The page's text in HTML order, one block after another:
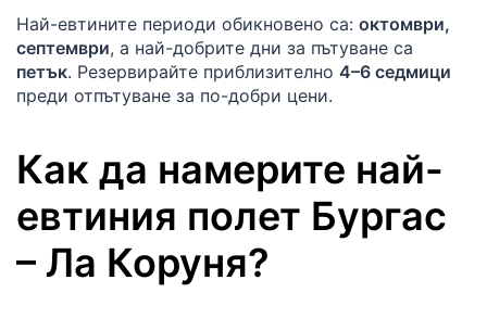
Най-евтините периоди обикновено са: октомври,
септември, а най-добрите дни за пътуване са
петък. Резервирайте приблизително 4–6 седмици
преди отпътуване за по-добри цени.
Как да намерите най-
евтиния полет Бургас
– Ла Коруня?